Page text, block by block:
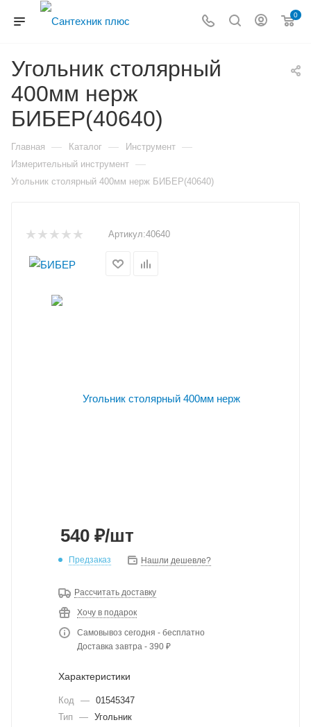
0
Угольник столярный
400мм нерж
БИБЕР(40640)
Главная — Каталог — Инструмент —
Измерительный инструмент —
Угольник столярный 400мм нерж БИБЕР(40640)
Артикул:40640
540 ₽/шт
Предзаказ Нашли дешевле?
Рассчитать доставку
Хочу в подарок
Самовывоз сегодня - бесплатно
Доставка завтра - 390 ₽
Характеристики
Код — 01545347
Тип
— Угольник